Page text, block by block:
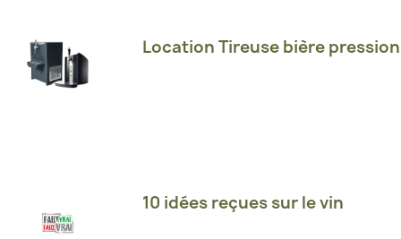
Location Tireuse bière pression
10 idées reçues sur le vin